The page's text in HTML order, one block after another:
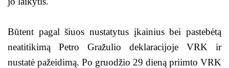
Būtent pagal šiuos nustatytus įkainius bei pastebėtą
neatitikimą Petro Gražulio deklaracijoje VRK ir
nustatė pažeidimą. Po gruodžio 29 dieną priimto VRK